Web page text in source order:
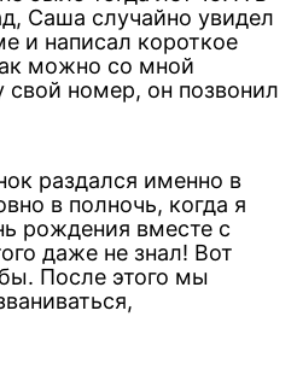
Саша случайно увидел
и написал короткое
можно со мной
свой номер, он позвонил
раздался именно в
в полночь, когда я
рождения вместе с
даже не знал! Вот
После этого мы